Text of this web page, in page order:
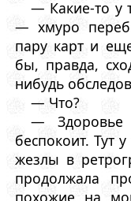
— Какие-то у
— хмуро
пару карт и
бы, правда,
нибудь
— Что?
— Здоровье
беспокоит. Тут
жезлы в
продолжала
похожие на